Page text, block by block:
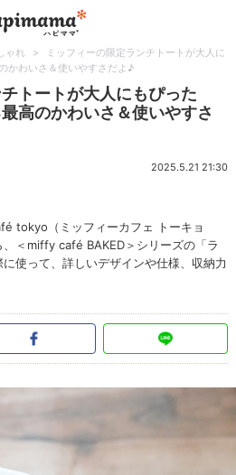
ゃれ >
ミッフィーの限定ランチトートが大人に
かわいさ＆使いやすさだよ♪
トートが大人にもぴった
高のかわいさ＆使いやすさ
2025.5.21 21:30
tokyo（ミッフィーカフェ トーキョ
＜miffy café BAKED＞シリーズの「ラ
使って、詳しいデザインや仕様、収納力